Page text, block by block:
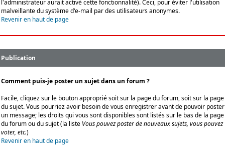
l'administrateur aurait activé cette fonctionnalité). Ceci, pour éviter l'utilisation
malveillante du système d'e-mail par des utilisateurs anonymes.
Revenir en haut de page
Publication
Comment puis-je poster un sujet dans un forum ?
Facile, cliquez sur le bouton approprié soit sur la page du forum, soit sur la page
du sujet. Vous pourriez avoir besoin de vous enregistrer avant de pouvoir poster
un message; les droits qui vous sont disponibles sont listés sur le bas de la page
du forum ou du sujet (la liste Vous pouvez poster de nouveaux sujets, vous pouvez
voter, etc.)
Revenir en haut de page